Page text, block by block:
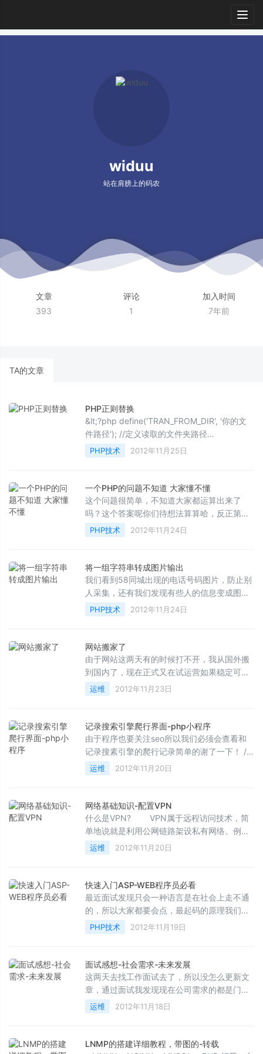
widuu
站在肩膀上的码农
文章
393
评论
1
加入时间
7年前
TA的文章
PHP正则替换
&lt;?php define('TRAN_FROM_DIR', '你的文
件路径'); //定义读取的文件夹路径
define('TRAN_TO_DIR', ''); //定义写入的文件
夹路径 $patter...
PHP技术 2012年11月25日
一个PHP的问题不知道 大家懂不懂
这个问题很简单，不知道大家都运算出来了
吗？这个答案呢你们待想法算算哈，反正第一
次我算错了， 大家到时候一起给个答案吧！哈
哈！ echo int...
PHP技术 2012年11月24日
将一组字符串转成图片输出
我们看到58同城出现的电话号码图片，防止别
人采集，还有我们发现有些人的信息变成图片
为了防止别人的采集，我们应该怎么做呢？这
里我给大家演示一...
PHP技术 2012年11月24日
网站搬家了
由于网站这两天有的时候打不开，我从国外搬
到国内了，现在正式又在试运营如果稳定可以
的话就这样用了，可能过些日子我还带给网站
进行备案，可...
运维 2012年11月23日
记录搜索引擎爬行界面-php小程序
由于程序也要关注seo所以我们必须会查看和
记录搜素引擎的爬行记录简单的谢了一下！ /*
* agent.php * @author 肖伟 *
@description...
运维 2012年11月20日
网络基础知识-配置VPN
什么是VPN? VPN属于远程访问技术，简
单地说就是利用公网链路架设私有网络。例如
公司员工出差到外地，他想访问企业内网的服
务器资源，这种访问...
运维 2012年11月20日
快速入门ASP-WEB程序员必看
最近面试发现只会一种语言是在社会上走不通
的，所以大家都要会点，最起码的原理我们待
懂吧，这样我们以后改程序或者是写程序都一
呀！你们说是不是...
PHP技术 2012年11月19日
面试感想-社会需求-未来发展
这两天去找工作面试去了，所以没怎么更新文
章，通过面试我发现现在公司需求的都是门户
型，每家一说就是门户型网站，其实门户型网
站并不代表大流量...
运维 2012年11月18日
LNMP的搭建详细教程，带图的-转载